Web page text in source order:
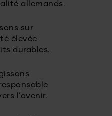
allemands.
sur
élevée
durables.
l’avenir.